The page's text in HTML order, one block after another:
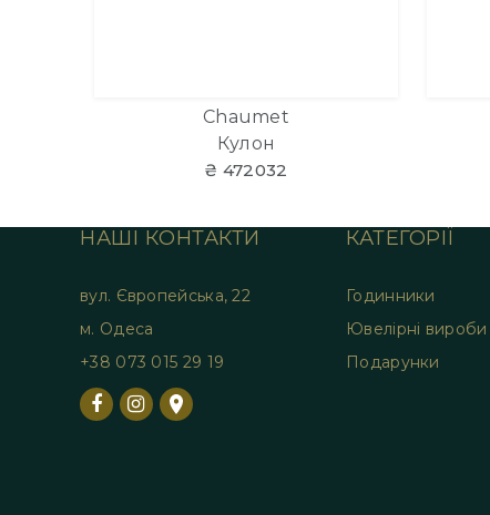
Chaumet
Кулон
₴ 472032
НАШІ КОНТАКТИ
вул. Європейська, 22
м. Одеса
+38 073 015 29 19
КАТЕГОРІЇ
Годинники
Ювелірні вироби
Подарунки